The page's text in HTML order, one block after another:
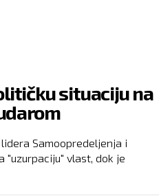
situaciju na
Samoopredeljenja i
"uzurpaciju" vlast, dok je